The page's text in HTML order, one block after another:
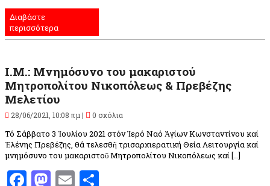
Διαβάστε
περισσότερα
Ι.Μ.: Μνημόσυνο του μακαριστού
Μητροπολίτου Νικοπόλεως & Πρεβέζης
Μελετίου
28/06/2021, 10:08 πμ | 0 σχόλια
Τό Σάββατο 3 Ἰουλίου 2021 στόν Ἱερό Ναό Ἁγίων Κωνσταντίνου καί
Ἑλένης Πρεβέζης, θά τελεσθῆ τρισαρχιερατική Θεία Λειτουργία καί
μνημόσυνο του μακαριστοῦ Μητροπολίτου Νικοπόλεως καί […]
Facebook
Mastodon
Email